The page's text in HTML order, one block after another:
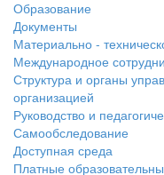
Образование
Документы
Материально -
Международное
Структура и органы
организацией
Руководство и
Самообследование
Доступная среда
Платные